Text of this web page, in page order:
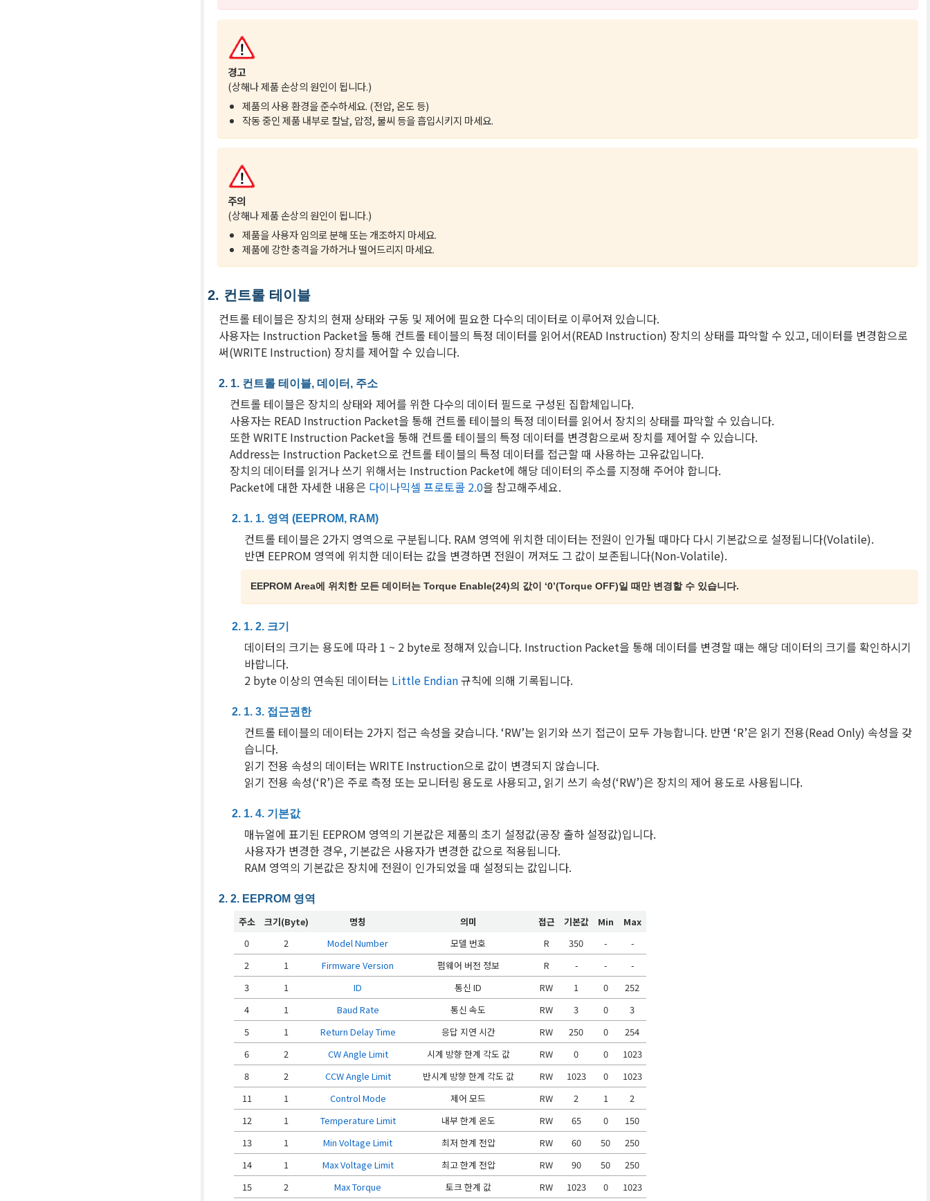
경고
(상해나 제품 손상의 원인이 됩니다.)
제품의 사용 환경을 준수하세요. (전압, 온도 등)
작동 중인 제품 내부로 칼날, 압정, 불씨 등을 흡입시키지 마세요.
주의
(상해나 제품 손상의 원인이 됩니다.)
제품을 사용자 임의로 분해 또는 개조하지 마세요.
제품에 강한 충격을 가하거나 떨어드리지 마세요.
컨트롤 테이블
컨트롤 테이블은 장치의 현재 상태와 구동 및 제어에 필요한 다수의 데이터로 이루어져 있습니다.
사용자는 Instruction Packet을 통해 컨트롤 테이블의 특정 데이터를 읽어서(READ Instruction) 장치의 상태를 파악할 수 있고, 데이터를 변경함으로
써(WRITE Instruction) 장치를 제어할 수 있습니다.
컨트롤 테이블, 데이터, 주소
컨트롤 테이블은 장치의 상태와 제어를 위한 다수의 데이터 필드로 구성된 집합체입니다.
사용자는 READ Instruction Packet을 통해 컨트롤 테이블의 특정 데이터를 읽어서 장치의 상태를 파악할 수 있습니다.
또한 WRITE Instruction Packet을 통해 컨트롤 테이블의 특정 데이터를 변경함으로써 장치를 제어할 수 있습니다.
Address는 Instruction Packet으로 컨트롤 테이블의 특정 데이터를 접근할 때 사용하는 고유값입니다.
장치의 데이터를 읽거나 쓰기 위해서는 Instruction Packet에 해당 데이터의 주소를 지정해 주어야 합니다.
Packet에 대한 자세한 내용은 다이나믹셀 프로토콜 2.0을 참고해주세요.
영역 (EEPROM, RAM)
컨트롤 테이블은 2가지 영역으로 구분됩니다. RAM 영역에 위치한 데이터는 전원이 인가될 때마다 다시 기본값으로 설정됩니다(Volatile).
반면 EEPROM 영역에 위치한 데이터는 값을 변경하면 전원이 꺼져도 그 값이 보존됩니다(Non-Volatile).
EEPROM Area에 위치한 모든 데이터는 Torque Enable(24)의 값이 ‘0’(Torque OFF)일 때만 변경할 수 있습니다.
크기
데이터의 크기는 용도에 따라 1 ~ 2 byte로 정해져 있습니다. Instruction Packet을 통해 데이터를 변경할 때는 해당 데이터의 크기를 확인하시기
바랍니다.
2 byte 이상의 연속된 데이터는 Little Endian규칙에 의해 기록됩니다.
접근권한
컨트롤 테이블의 데이터는 2가지 접근 속성을 갖습니다. ‘RW’는 읽기와 쓰기 접근이 모두 가능합니다. 반면 ‘R’은 읽기 전용(Read Only) 속성을 갖
습니다.
읽기 전용 속성의 데이터는 WRITE Instruction으로 값이 변경되지 않습니다.
읽기 전용 속성(‘R’)은 주로 측정 또는 모니터링 용도로 사용되고, 읽기 쓰기 속성(‘RW’)은 장치의 제어 용도로 사용됩니다.
기본값
매뉴얼에 표기된 EEPROM 영역의 기본값은 제품의 초기 설정값(공장 출하 설정값)입니다.
사용자가 변경한 경우, 기본값은 사용자가 변경한 값으로 적용됩니다.
RAM 영역의 기본값은 장치에 전원이 인가되었을 때 설정되는 값입니다.
EEPROM 영역
주소 크기(Byte) 명칭 의미 접근 기본값 Min
Max
0
2 Model Number 모델 번호 R 350 -
-
2
1 Firmware Version 펌웨어 버전 정보 R - -
-
3
1 ID 통신 ID RW 1 0
252
4
1 Baud Rate 통신 속도 RW 3 0
3
5
1 Return Delay Time 응답 지연 시간 RW 250 0
254
6
2 CW Angle Limit 시계 방향 한계 각도 값 RW 0 0
1023
8
2 CCW Angle Limit 반시계 방향 한계 각도 값 RW 1023 0
1023
11
1 Control Mode 제어 모드 RW 2 1
2
12
1 Temperature Limit 내부 한계 온도 RW 65 0
150
13
1 Min Voltage Limit 최저 한계 전압 RW 60 50
250
14
1 Max Voltage Limit 최고 한계 전압 RW 90 50
250
15
2 Max Torque 토크 한계 값 RW 1023 0
1023